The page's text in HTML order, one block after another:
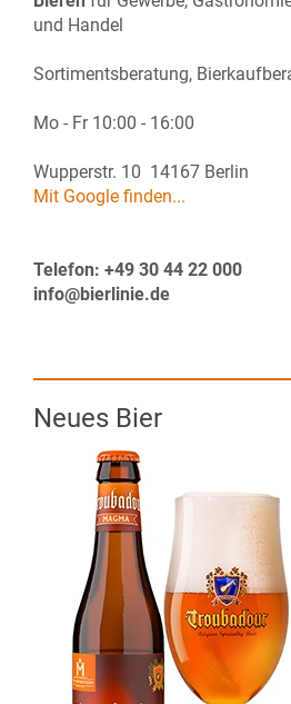
und Handel
Sortimentsberatung,
Mo - Fr 10:00 - 16:00
Wupperstr. 10 14167 Berlin
Mit Google finden...
Telefon: +49 30 44 22 000
info@bierlinie.de
Neues Bier